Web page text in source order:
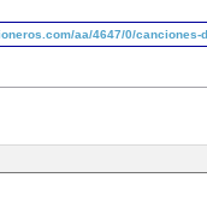
aa/4647/0/canciones-